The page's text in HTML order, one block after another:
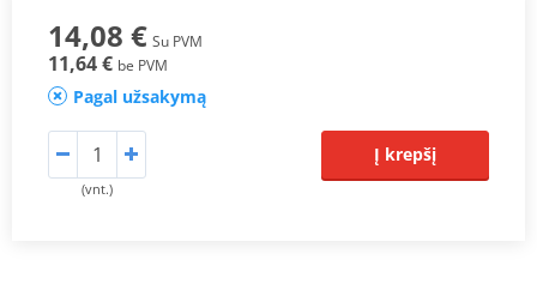
14,08 € Su PVM
11,64 € be PVM
Pagal užsakymą
(vnt.)
Į krepšį